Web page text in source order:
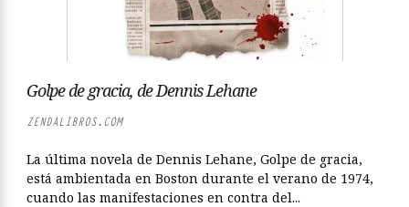
Golpe de gracia, de Dennis Lehane
ZENDALIBROS.COM
La última novela de Dennis Lehane, Golpe de gracia,
está ambientada en Boston durante el verano de 1974,
cuando las manifestaciones en contra del...